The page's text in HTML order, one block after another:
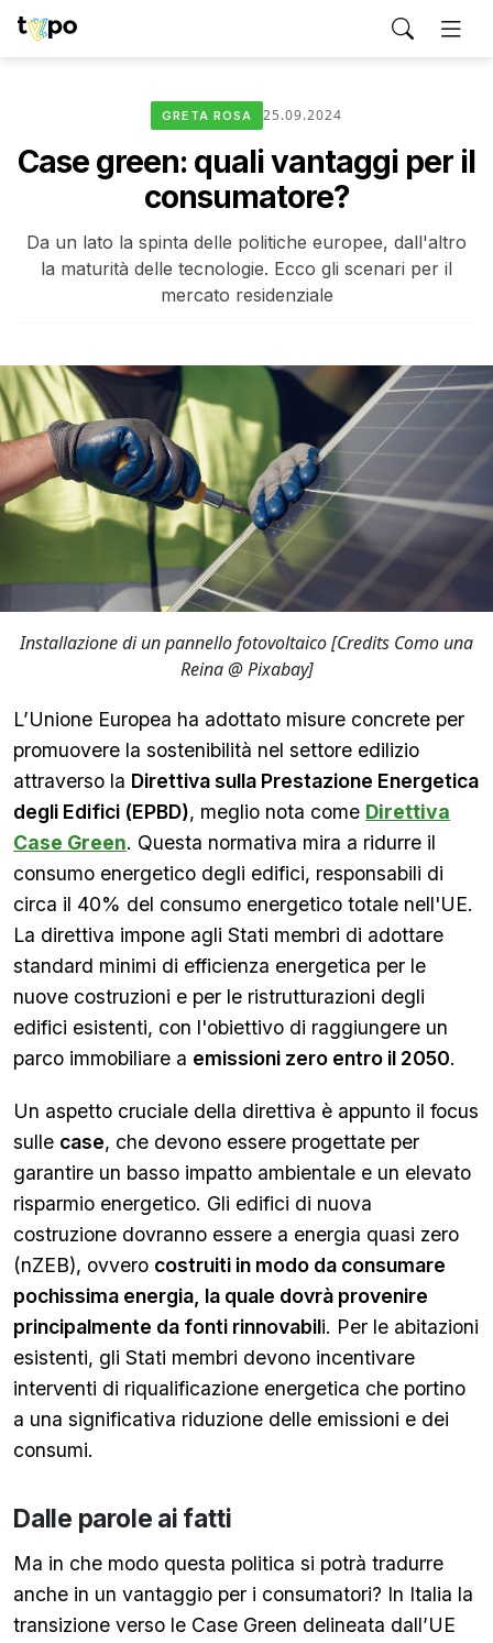
GRETA ROSA 25.09.2024
Case green: quali vantaggi per il
consumatore?
Da un lato la spinta delle politiche europee, dall'altro
la maturità delle tecnologie. Ecco gli scenari per il
mercato residenziale
Installazione di un pannello fotovoltaico [Credits Como una
Reina @ Pixabay]
L’Unione Europea ha adottato misure concrete per
promuovere la sostenibilità nel settore edilizio
attraverso la Direttiva sulla Prestazione Energetica
degli Edifici (EPBD), meglio nota come Direttiva
Case Green. Questa normativa mira a ridurre il
consumo energetico degli edifici, responsabili di
circa il 40% del consumo energetico totale nell'UE.
La direttiva impone agli Stati membri di adottare
standard minimi di efficienza energetica per le
nuove costruzioni e per le ristrutturazioni degli
edifici esistenti, con l'obiettivo di raggiungere un
parco immobiliare a emissioni zero entro il 2050.
Un aspetto cruciale della direttiva è appunto il focus
sulle case, che devono essere progettate per
garantire un basso impatto ambientale e un elevato
risparmio energetico. Gli edifici di nuova
costruzione dovranno essere a energia quasi zero
(nZEB), ovvero costruiti in modo da consumare
pochissima energia, la quale dovrà provenire
principalmente da fonti rinnovabili. Per le abitazioni
esistenti, gli Stati membri devono incentivare
interventi di riqualificazione energetica che portino
a una significativa riduzione delle emissioni e dei
consumi.
Dalle parole ai fatti
Ma in che modo questa politica si potrà tradurre
anche in un vantaggio per i consumatori? In Italia la
transizione verso le Case Green delineata dall’UE